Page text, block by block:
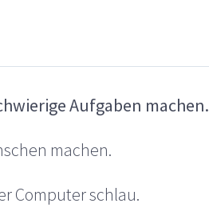
Aufgaben machen.
machen.
Computer schlau.